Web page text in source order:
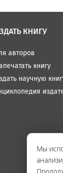
КНИГУ
авторов
книгу
научную
Мы